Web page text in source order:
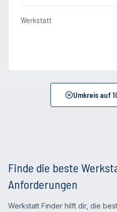
Werkstatt
Umkreis auf
Finde die beste
Anforderungen
Werkstatt Finder hilft dir, die